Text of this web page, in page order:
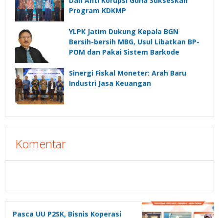
Program KDKMP
YLPK Jatim Dukung Kepala BGN
Bersih-bersih MBG, Usul Libatkan BP-
POM dan Pakai Sistem Barkode
Sinergi Fiskal Moneter: Arah Baru
Industri Jasa Keuangan
Komentar
Pasca UU P2SK, Bisnis Koperasi